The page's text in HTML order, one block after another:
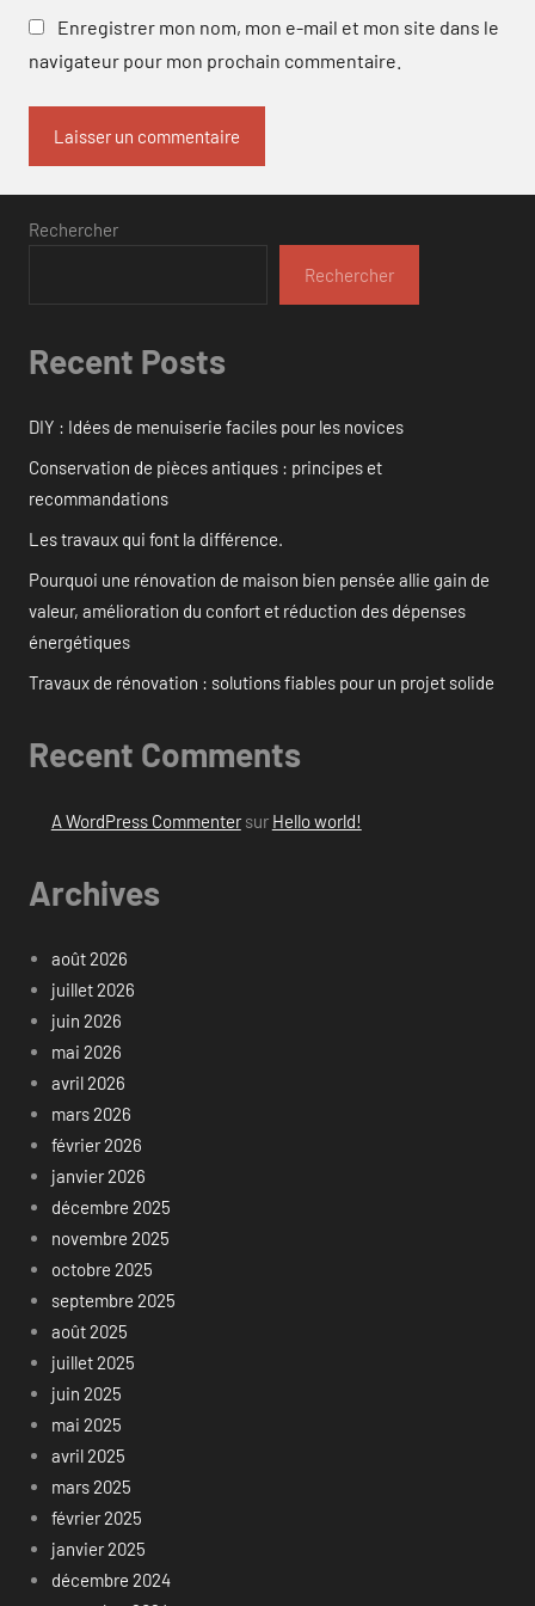
Enregistrer mon nom, mon e-mail et mon site dans le
navigateur pour mon prochain commentaire.
Rechercher
Rechercher
Recent Posts
DIY : Idées de menuiserie faciles pour les novices
Conservation de pièces antiques : principes et
recommandations
Les travaux qui font la différence.
Pourquoi une rénovation de maison bien pensée allie gain de
valeur, amélioration du confort et réduction des dépenses
énergétiques
Travaux de rénovation : solutions fiables pour un projet solide
Recent Comments
A WordPress Commentersur Hello world!
Archives
août 2026
juillet 2026
juin 2026
mai 2026
avril 2026
mars 2026
février 2026
janvier 2026
décembre 2025
novembre 2025
octobre 2025
septembre 2025
août 2025
juillet 2025
juin 2025
mai 2025
avril 2025
mars 2025
février 2025
janvier 2025
décembre 2024